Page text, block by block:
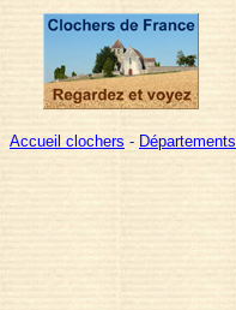
Accueil clochers - Départements